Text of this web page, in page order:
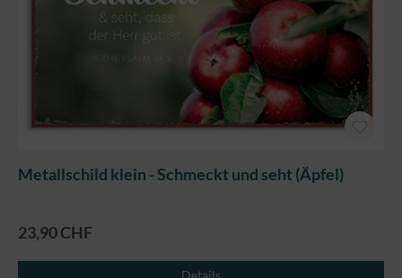
Metallschild klein - Schmeckt und seht (Äpfel)
23,90 CHF